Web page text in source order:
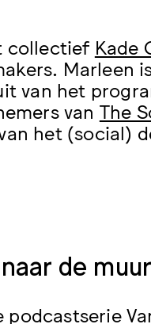
collectief Kade
Marleen
van het
van The
het (social)
de muur